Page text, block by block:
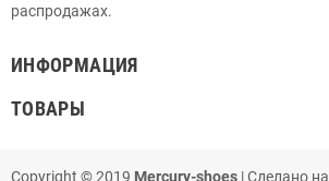
распродажах.
ИНФОРМАЦИЯ
ТОВАРЫ
Copyright © 2019 Mercury-shoes | Сделано на